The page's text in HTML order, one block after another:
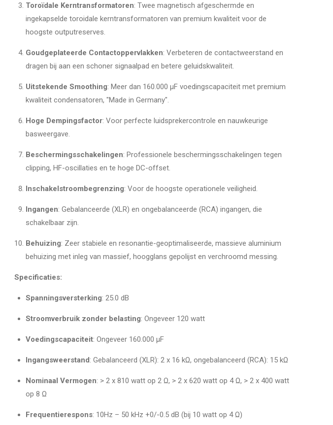
Toroïdale Kerntransformatoren: Twee magnetisch afgeschermde en
ingekapselde toroidale kerntransformatoren van premium kwaliteit voor de
hoogste outputreserves.
Goudgeplateerde Contactoppervlakken: Verbeteren de contactweerstand en
dragen bij aan een schoner signaalpad en betere geluidskwaliteit.
Uitstekende Smoothing: Meer dan 160.000 µF voedingscapaciteit met premium
kwaliteit condensatoren, "Made in Germany".
Hoge Dempingsfactor: Voor perfecte luidsprekercontrole en nauwkeurige
basweergave.
Beschermingsschakelingen: Professionele beschermingsschakelingen tegen
clipping, HF-oscillaties en te hoge DC-offset.
Inschakelstroombegrenzing: Voor de hoogste operationele veiligheid.
Ingangen: Gebalanceerde (XLR) en ongebalanceerde (RCA) ingangen, die
schakelbaar zijn.
Behuizing: Zeer stabiele en resonantie-geoptimaliseerde, massieve aluminium
behuizing met inleg van massief, hoogglans gepolijst en verchroomd messing.
Specificaties:
Spanningsversterking: 25.0 dB
Stroomverbruik zonder belasting: Ongeveer 120 watt
Voedingscapaciteit: Ongeveer 160.000 µF
Ingangsweerstand: Gebalanceerd (XLR): 2 x 16 kΩ, ongebalanceerd (RCA): 15 kΩ
Nominaal Vermogen: > 2 x 810 watt op 2 Ω, > 2 x 620 watt op 4 Ω, > 2 x 400 watt
op 8 Ω
Frequentierespons: 10Hz – 50 kHz +0/-0.5 dB (bij 10 watt op 4 Ω)